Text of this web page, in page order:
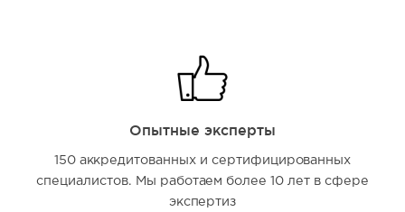
Опытные эксперты
150 аккредитованных и сертифицированных
специалистов. Мы работаем более 10 лет в сфере
экспертиз